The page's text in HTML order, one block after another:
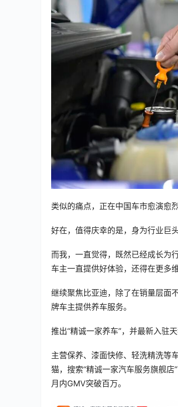
类似的痛点，正在中国车市愈演愈烈
好在，值得庆幸的是，身为行业巨
而我，一直觉得，既然已经成长为
车主一直提供好体验，还得在更多
继续聚焦比亚迪，除了在销量层
牌车主提供养车服务。
推出“精诚一家养车”，并最新入驻
主营保养、漆面快修、轻洗精洗等
猫，搜索“精诚一家汽车服务旗舰
月内GMV突破百万。